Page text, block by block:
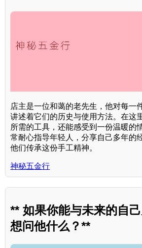
店主是一位和蔼的老先生，他对每一
讲述着它们的历史与使用方法。在这
所需的工具，还能感受到一份温暖的
常耐心指导年轻人，分享自己多年的
他们传承这份手工精神。
神秘五金行
** 如果你能与未来的自
想问他什么？**